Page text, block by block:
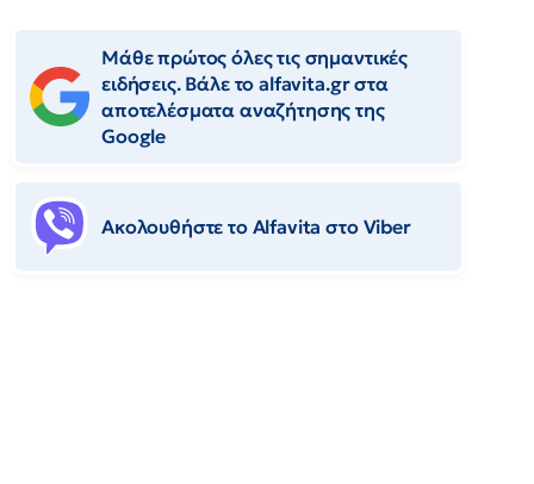
Μάθε πρώτος όλες τις σημαντικές
ειδήσεις. Βάλε το alfavita.gr στα
αποτελέσματα αναζήτησης της
Google
Ακολουθήστε το Αlfavita στο Viber